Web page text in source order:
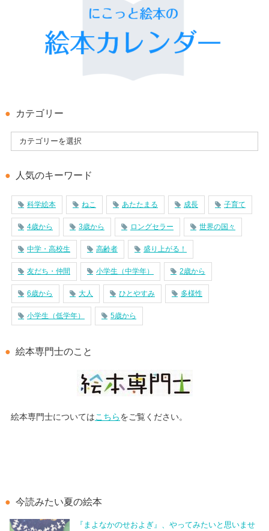
カテゴリー
人気のキーワード
科学絵本 ねこ あたたまる 成長 子育て
4歳から 3歳から ロングセラー 世界の国々
中学・高校生 高齢者 盛り上がる！
友だち・仲間 小学生（中学年） 2歳から
6歳から 大人 ひとやすみ 多様性
小学生（低学年） 5歳から
絵本専門士のこと
絵本専門士については こちら をご覧ください。
今読みたい夏の絵本
『まよなかのせおよぎ』、やってみたいと思いませ